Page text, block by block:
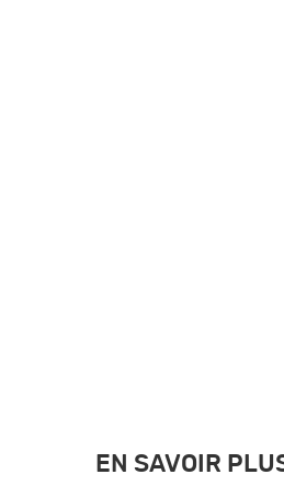
EN SAVOIR